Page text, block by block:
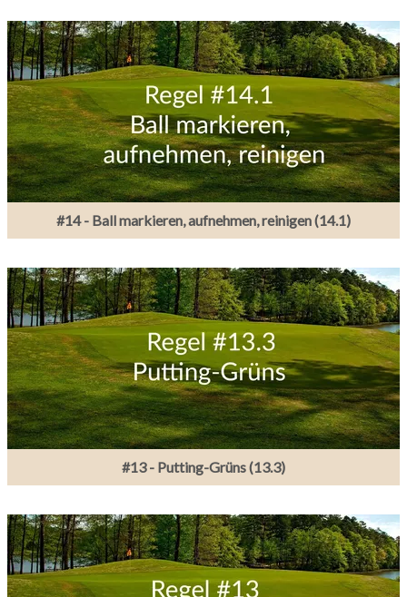
#14 - Ball markieren, aufnehmen, reinigen (14.1)
#13 - Putting-Grüns (13.3)